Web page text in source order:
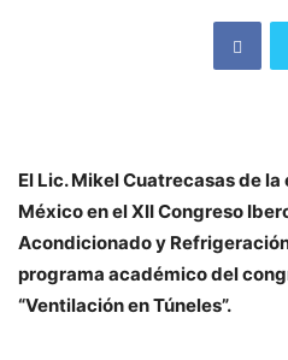
El Lic. Mikel Cuatrecasas de la
México en el XII Congreso
Acondicionado y
programa académico del
“Ventilación en Túneles”.